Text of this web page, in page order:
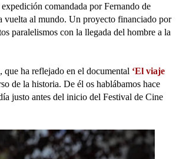
comandada por Fernando de
vuelta al mundo. Un proyecto financiado por
paralelismos con la llegada del hombre a la
ha reflejado en el documental ‘El viaje
de la historia. De él os hablábamos hace
justo antes del inicio del Festival de Cine